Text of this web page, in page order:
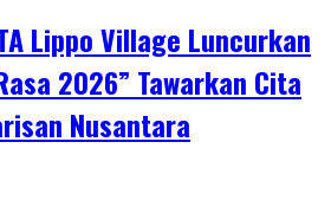
Lippo Village Luncurkan
2026” Tawarkan Cita
Nusantara